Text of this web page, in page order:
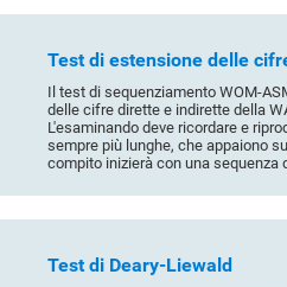
Test di estensione delle
Il test di sequenziamento WOM-
delle cifre dirette e indirette della
L'esaminando deve ricordare e
sempre più lunghe, che appaiono
compito inizierà con una sequenza
Test di Deary-Liewald